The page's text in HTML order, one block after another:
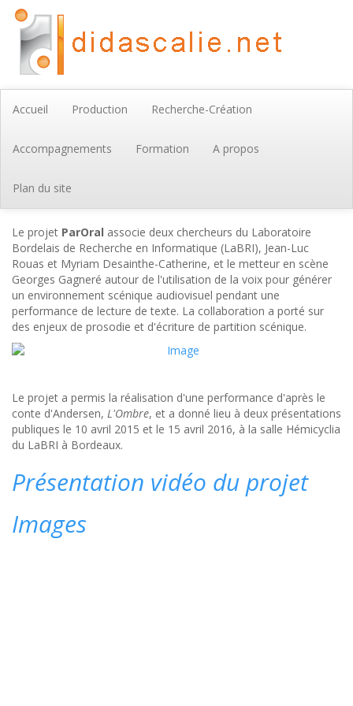
Accueil Production Recherche-Création
Accompagnements Formation A propos
Plan du site
Le projet ParOral associe deux chercheurs du Laboratoire
Bordelais de Recherche en Informatique (LaBRI), Jean-Luc
Rouas et Myriam Desainthe-Catherine, et le metteur en scène
Georges Gagneré autour de l'utilisation de la voix pour générer
un environnement scénique audiovisuel pendant une
performance de lecture de texte. La collaboration a porté sur
des enjeux de prosodie et d'écriture de partition scénique.
Le projet a permis la réalisation d'une performance d'après le
conte d'Andersen, L'Ombre, et a donné lieu à deux présentations
publiques le 10 avril 2015 et le 15 avril 2016, à la salle Hémicyclia
du LaBRI à Bordeaux.
Présentation vidéo du projet
Images